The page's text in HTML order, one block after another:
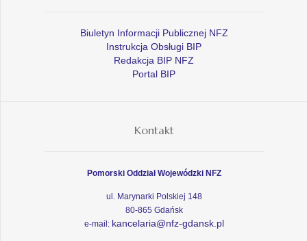
Biuletyn Informacji Publicznej NFZ
Instrukcja Obsługi BIP
Redakcja BIP NFZ
Portal BIP
Kontakt
Pomorski Oddział Wojewódzki NFZ
ul. Marynarki Polskiej 148
80-865 Gdańsk
e-mail: kancelaria@nfz-gdansk.pl